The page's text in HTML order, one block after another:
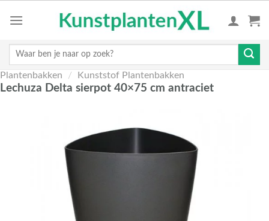
Zoeken
Plantenbakken / Kunststof Plantenbakken
Lechuza Delta sierpot 40×75 cm antraciet